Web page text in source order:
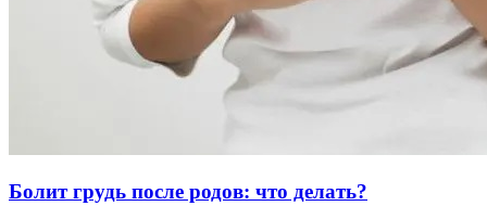
Болит грудь после родов: что делать?